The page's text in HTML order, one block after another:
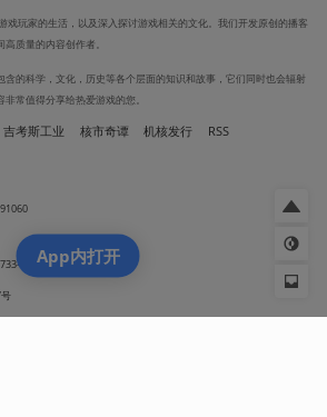
戏玩家的生活，以及深入探讨游戏相关的文化。我们开发原创的播客
质量的内容创作者。
的科学，文化，历史等各个层面的知识和故事，它们同时也会辐射
常值得分享给热爱游戏的您。
吉考斯工业 核市奇谭 机核发行 RSS
082号App内打开